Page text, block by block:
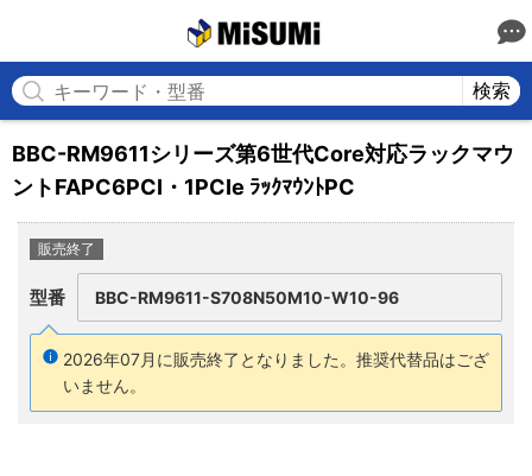
検索
BBC-RM9611シリーズ第6世代Core対応ラックマウ
ントFAPC6PCI・1PCIe ﾗｯｸﾏｳﾝﾄPC
販売終了
型番 BBC-RM9611-S708N50M10-W10-96
2026年07月に販売終了となりました。 推奨代替品はござ
いません。